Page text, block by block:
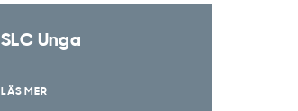
SLC Unga
LÄS MER